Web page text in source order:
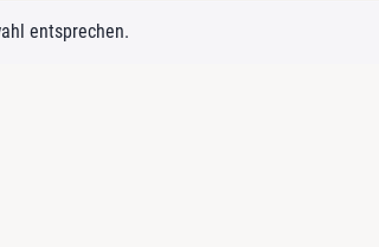
entsprechen.